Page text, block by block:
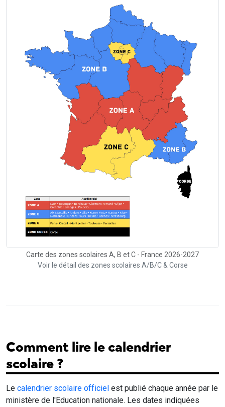
Carte des zones scolaires A, B et C - France 2026-2027
Voir le détail des zones scolaires A/B/C & Corse
Comment lire le calendrier
scolaire ?
Le calendrier scolaire officiel est publié chaque année par le
ministère de l'Education nationale. Les dates indiquées